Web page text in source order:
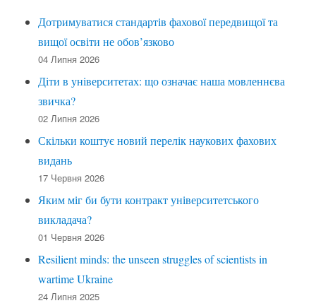
Дотримуватися стандартів фахової передвищої та
вищої освіти не обов’язково
04 Липня 2026
Діти в університетах: що означає наша мовленнєва
звичка?
02 Липня 2026
Скільки коштує новий перелік наукових фахових
видань
17 Червня 2026
Яким міг би бути контракт університетського
викладача?
01 Червня 2026
Resilient minds: the unseen struggles of scientists in
wartime Ukraine
24 Липня 2025